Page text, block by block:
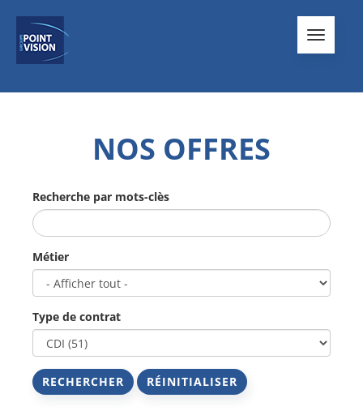
Toggle
NOS OFFRES
Recherche par mots-clès
Métier
Type de contrat
RECHERCHER RÉINITIALISER